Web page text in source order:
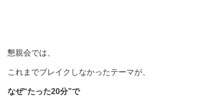
懇親会では、
これまでブレイクしなかったテーマが、
なぜ“たった20分”で